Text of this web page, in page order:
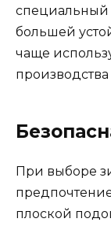
специальный
большей
чаще
При выборе
плоской